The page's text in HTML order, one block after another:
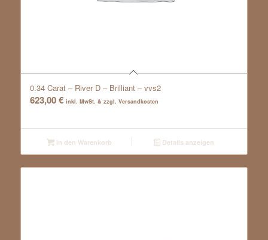
0.34 Carat – River D – Brilliant – vvs2
623,00€ inkl. MwSt. & zzgl. Versandkosten
In den Warenkorb Details anzeigen